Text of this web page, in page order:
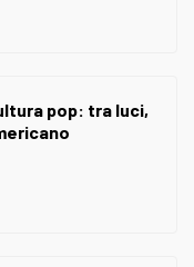
pop: tra luci,